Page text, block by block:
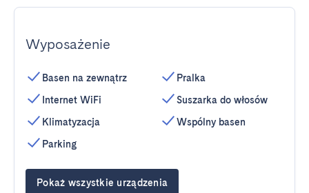
Wyposażenie
Basen na zewnątrz
Internet WiFi
Klimatyzacja
Parking
Pralka
Suszarka do włosów
Wspólny basen
Pokaż wszystkie urządzenia